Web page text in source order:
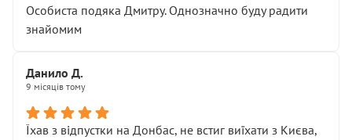
Особиста подяка Дмитру. Однозначно буду радити
знайомим
Данило Д.
9 місяців тому
Їхав з відпустки на Донбас, не встиг виїхати з Києва,